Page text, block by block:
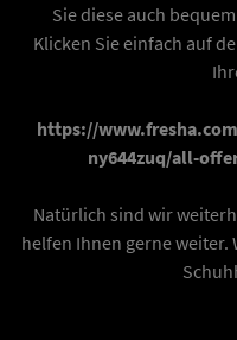
Sie diese auch
Klicken Sie einfach auf
https://
ny644zuq/all-
Natürlich sind wir
helfen Ihnen gerne weiter.